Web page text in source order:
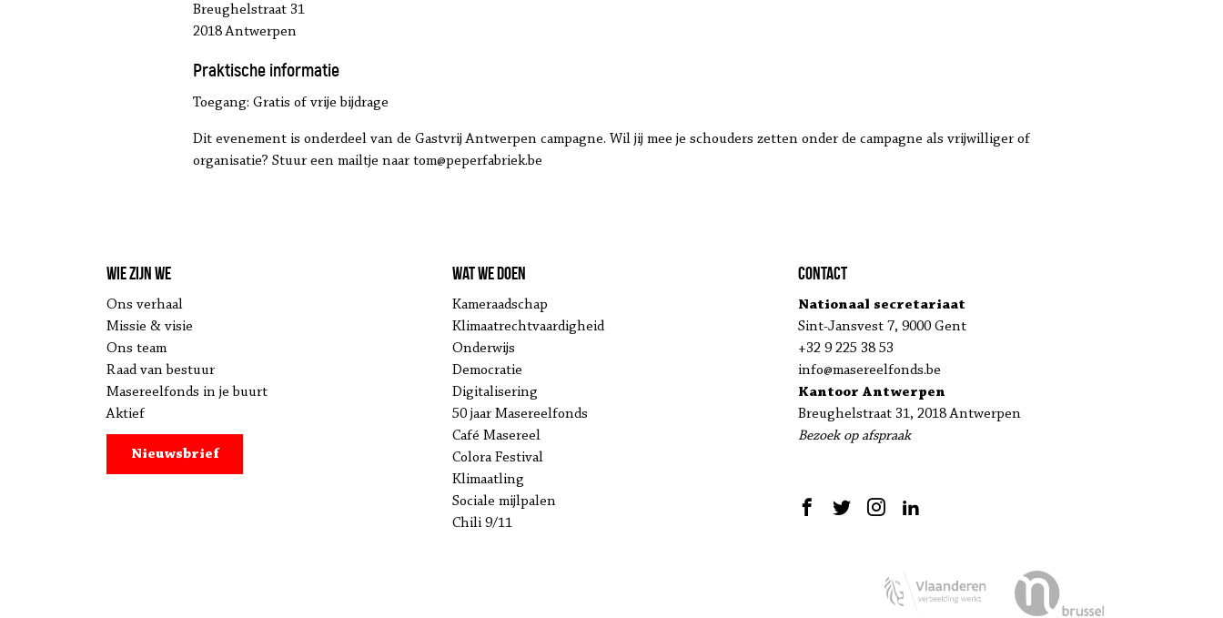
Breughelstraat 31
2018 Antwerpen
Praktische informatie
Toegang: Gratis of vrije bijdrage
Dit evenement is onderdeel van de Gastvrij Antwerpen campagne. Wil jij mee je schouders zetten onder de campagne als vrijwilliger of
organisatie? Stuur een mailtje naar tom@peperfabriek.be
Wie zijn we
Ons verhaal
Missie & visie
Ons team
Raad van bestuur
Masereelfonds in je buurt
Aktief
Nieuwsbrief
Wat we doen
Kameraadschap
Klimaatrechtvaardigheid
Onderwijs
Democratie
Digitalisering
50 jaar Masereelfonds
Café Masereel
Colora Festival
Klimaatling
Sociale mijlpalen
Chili 9/11
Contact
Nationaal secretariaat
Sint-Jansvest 7, 9000 Gent
+32 9 225 38 53
info@masereelfonds.be
Kantoor Antwerpen
Breughelstraat 31, 2018 Antwerpen
Bezoek op afspraak